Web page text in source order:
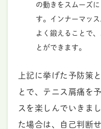
の動きをスムーズ
す。インナーマッ
よく鍛えることで
とができます。
上記に挙げた予防策
とで、テニス肩痛を
スを楽しんでいきま
た場合は、自己判断